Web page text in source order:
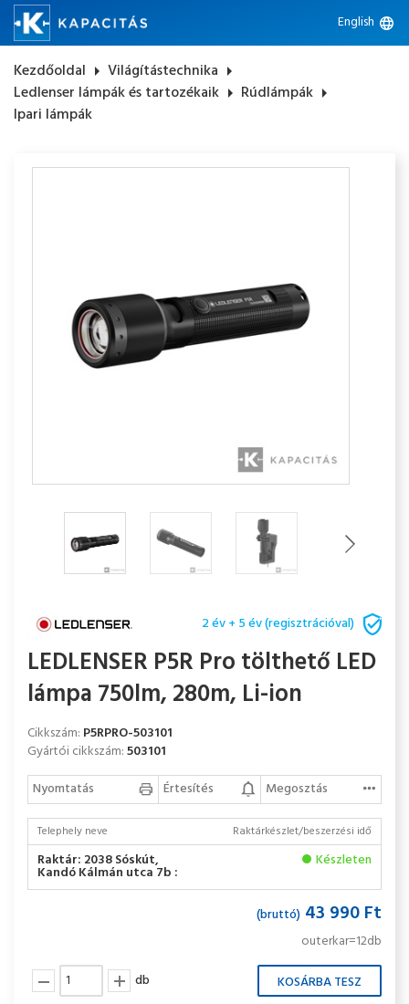
English language
Kezdőoldal arrow_right Világítástechnika arrow_right
Ledlenser lámpák és tartozékaik arrow_right Rúdlámpák arrow_right
Ipari lámpák
2 év + 5 év (regisztrációval)
LEDLENSER P5R Pro tölthető LED
lámpa 750lm, 280m, Li-ion
Cikkszám: P5RPRO-503101
Gyártói cikkszám:503101
Nyomtatás
Értesítés Megosztás
Telephely neve Raktárkészlet/beszerzési idő
Raktár: 2038 Sóskút,
Kandó Kálmán utca 7b :
Készleten
(bruttó) 43 990 Ft
outerkar=12db
db